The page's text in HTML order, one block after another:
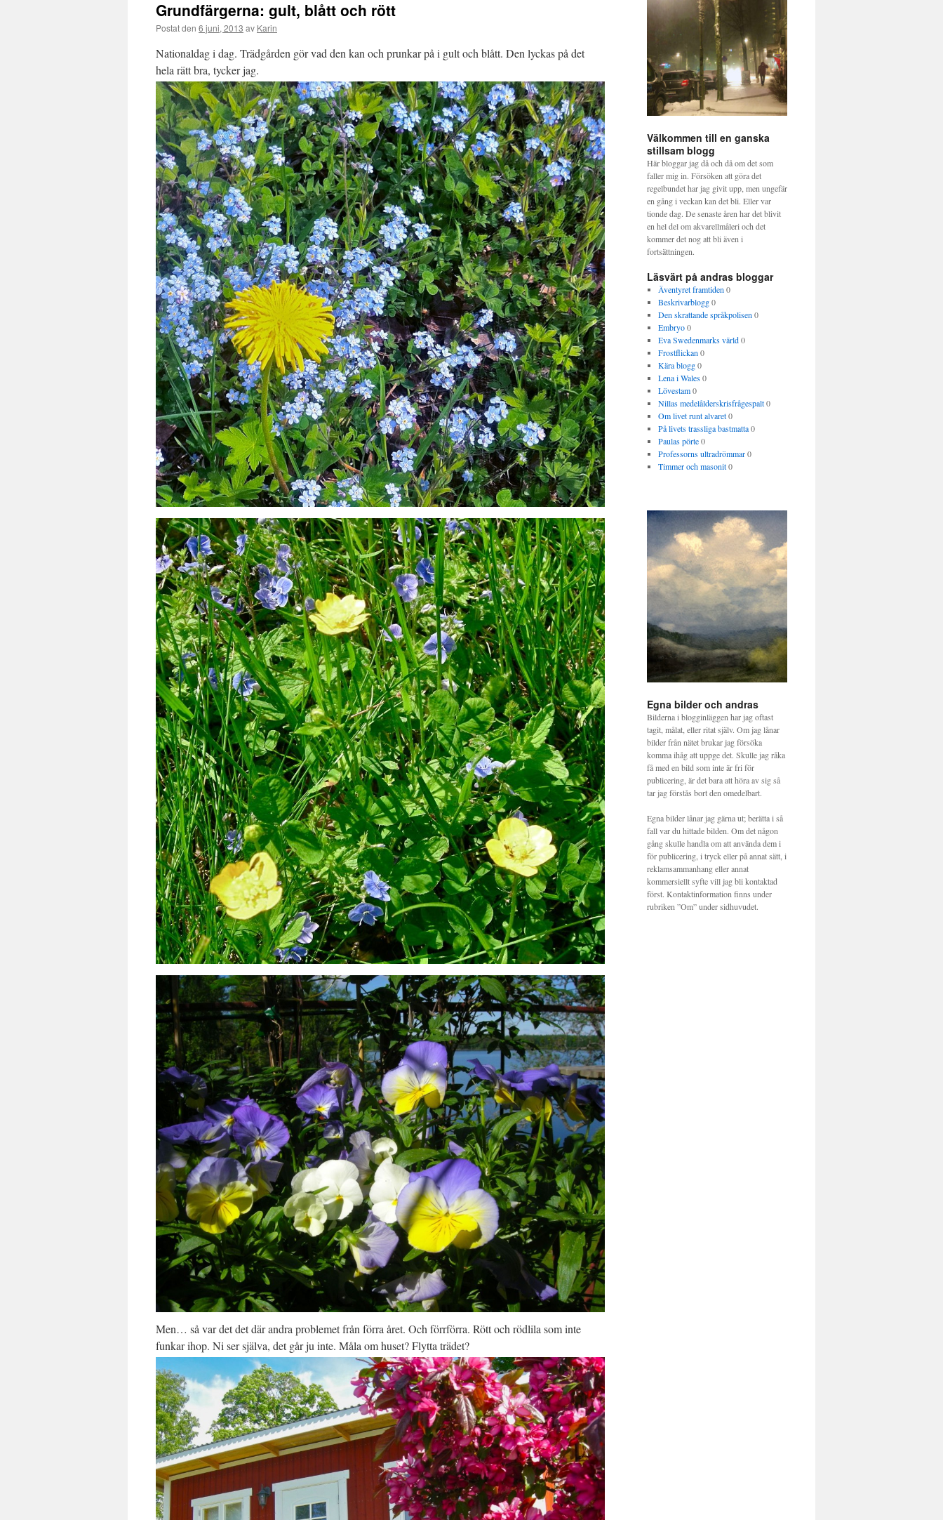
Grundfärgerna: gult, blått och rött
Postat den 6 juni, 2013 av Karin
Nationaldag i dag. Trädgården gör vad den kan och prunkar på i gult och blått. Den lyckas på det
hela rätt bra, tycker jag.
Men… så var det det där andra problemet från förra året. Och förrförra. Rött och rödlila som inte
funkar ihop. Ni ser själva, det går ju inte. Måla om huset? Flytta trädet?
Välkommen till en ganska
stillsam blogg
Här bloggar jag då och då om det som
faller mig in. Försöken att göra det
regelbundet har jag givit upp, men ungefär
en gång i veckan kan det bli. Eller var
tionde dag. De senaste åren har det blivit
en hel del om akvarellmåleri och det
kommer det nog att bli även i
fortsättningen.
Läsvärt på andras bloggar
Äventyret framtiden 0
Beskrivarblogg0
Den skrattande språkpolisen 0
Embryo0
Eva Swedenmarks värld0
Frostflickan 0
Kära blogg0
Lena i Wales0
Lövestam0
Nillas medelålderskrisfrågespalt0
Om livet runt alvaret0
På livets trassliga bastmatta0
Paulas pörte0
Professorns ultradrömmar0
Timmer och masonit0
Egna bilder och andras
Bilderna i blogginläggen har jag oftast
tagit, målat, eller ritat själv. Om jag lånar
bilder från nätet brukar jag försöka
komma ihåg att uppge det. Skulle jag råka
få med en bild som inte är fri för
publicering, är det bara att höra av sig så
tar jag förstås bort den omedelbart.
Egna bilder lånar jag gärna ut; berätta i så
fall var du hittade bilden. Om det någon
gång skulle handla om att använda dem i
för publicering, i tryck eller på annat sätt, i
reklamsammanhang eller annat
kommersiellt syfte vill jag bli kontaktad
först. Kontaktinformation finns under
rubriken ”Om” under sidhuvudet.